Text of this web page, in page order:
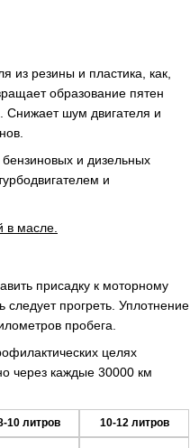
из резины и пластика, как,
образование пятен
Снижает шум двигателя и
и дизельных
и
в масле.
присадку к моторному
прогреть. Уплотнение
пробега.
целях
через каждые 30000 км
10 литров 10-12 литров